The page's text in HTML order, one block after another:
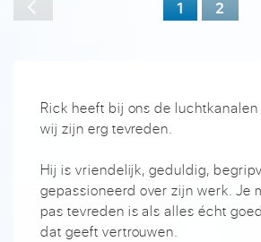
1 2
Rick heeft bij ons de
wij zijn erg tevreden.
Hij is vriendelijk, geduldig,
gepassioneerd over zijn werk. Je
pas tevreden is als alles écht
dat geeft vertrouwen.